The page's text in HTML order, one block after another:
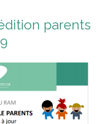
parents